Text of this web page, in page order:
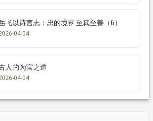
飞以诗言志：忠的境界 至真至善（6）
04-04
人的为官之道
04-04